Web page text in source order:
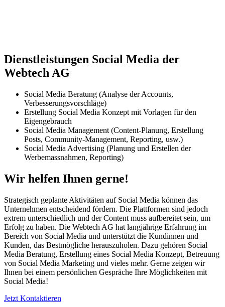
Dienstleistungen Social Media der
Webtech AG
Social Media Beratung (Analyse der Accounts,
Verbesserungsvorschläge)
Erstellung Social Media Konzept mit Vorlagen für den
Eigengebrauch
Social Media Management (Content-Planung, Erstellung
Posts, Community-Management, Reporting, usw.)
Social Media Advertising (Planung und Erstellen der
Werbemassnahmen, Reporting)
Wir helfen Ihnen gerne!
Strategisch geplante Aktivitäten auf Social Media können das
Unternehmen entscheidend fördern. Die Plattformen sind jedoch
extrem unterschiedlich und der Content muss aufbereitet sein, um
Erfolg zu haben. Die Webtech AG hat langjährige Erfahrung im
Bereich von Social Media und unterstützt die Kundinnen und
Kunden, das Bestmögliche herauszuholen. Dazu gehören Social
Media Beratung, Erstellung eines Social Media Konzept, Betreuung
von Social Media Marketing und vieles mehr. Gerne zeigen wir
Ihnen bei einem persönlichen Gespräche Ihre Möglichkeiten mit
Social Media!
Jetzt Kontaktieren